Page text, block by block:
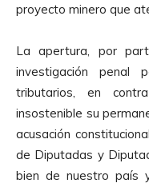
proyecto minero que
La apertura, por
investigación penal
tributarios, en
insostenible su
acusación
de Diputadas y
bien de nuestro país